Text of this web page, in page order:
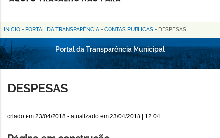
Horizonte
Trilha
de
navegação
INÍCIO - PORTAL DA TRANSPARÊNCIA - CONTAS PÚBLICAS - DESPESAS
Portal da Transparência Municipal
DESPESAS
criado em 23/04/2018 - atualizado em 23/04/2018 | 12:04